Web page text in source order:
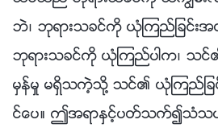
ဘဲ၊ ဘုရားသခင္ကို ယုံၾကည္ျခင္
ဘုရားသခင္ကို ယုံၾကည္ပါက၊ သင္၏
မွန္မႈ မရွိသကဲ့သို႔ သင္၏ ယုံၾကည္ျ
င္ေပ။ ဤအရာႏွင့္ပတ္သက္၍သံသယ